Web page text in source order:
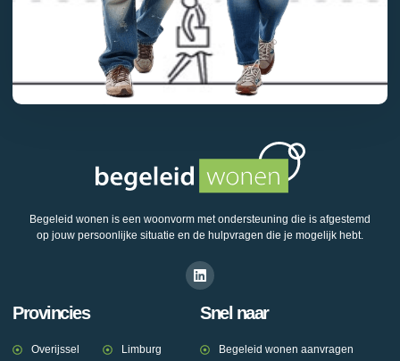
Begeleid wonen is een woonvorm met ondersteuning die is afgestemd
op jouw persoonlijke situatie en de hulpvragen die je mogelijk hebt.
Provincies
Overijssel
Limburg
Snel naar
Begeleid wonen aanvragen